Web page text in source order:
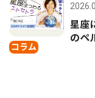
コラム
星座
のペ